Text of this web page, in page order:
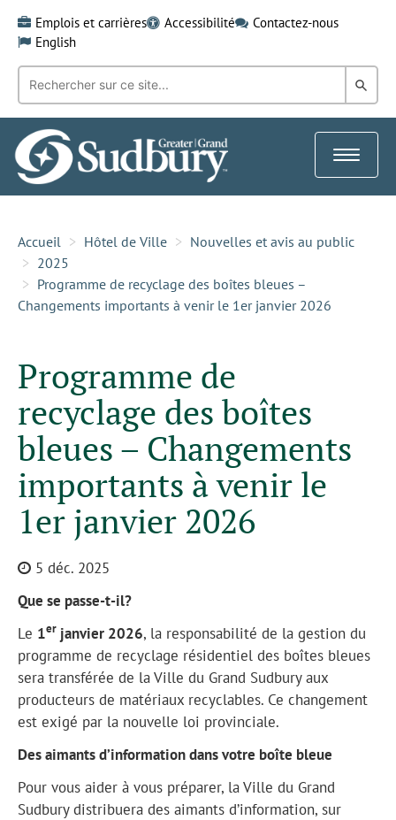
content
Emplois et carrières Accessibilité
Contactez-nous
English
Recherche
mot-
clé:
dans
Toggle
Accueil Hôtel de Ville
Nouvelles et avis au public
2025
Programme de recyclage des boîtes bleues –
Changements importants à venir le 1er janvier 2026
Programme de
recyclage des boîtes
bleues – Changements
importants à venir le
1er janvier 2026
5 déc. 2025
Que se passe-t-il?
Le 1er janvier 2026, la responsabilité de la gestion du
programme de recyclage résidentiel des boîtes bleues
sera transférée de la Ville du Grand Sudbury aux
producteurs de matériaux recyclables. Ce changement
est exigé par la nouvelle loi provinciale.
Des aimants d’information dans votre boîte bleue
Pour vous aider à vous préparer, la Ville du Grand
Sudbury distribuera des aimants d’information, sur